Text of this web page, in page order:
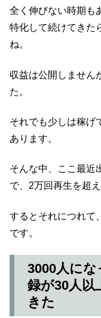
全く伸びない時期も
特化して続けてきた
ね。
収益は公開しません
た。
それでも少しは稼げ
あります。
そんな中、ここ最近
で、2万回再生を超え
するとそれにつれて
です。
3000人に
録が30人以
きた